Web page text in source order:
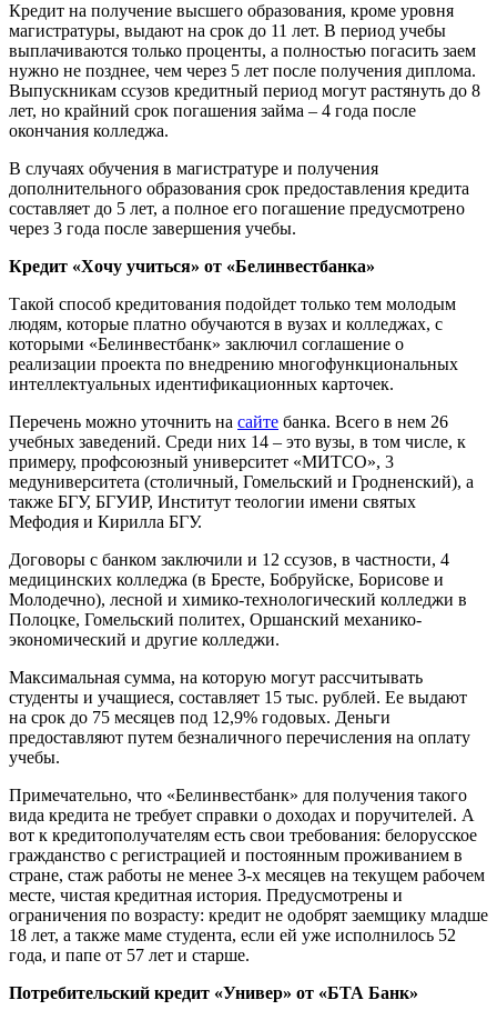
Кредит на получение высшего образования, кроме уровня
магистратуры, выдают на срок до 11 лет. В период учебы
выплачиваются только проценты, а полностью погасить заем
нужно не позднее, чем через 5 лет после получения диплома.
Выпускникам ссузов кредитный период могут растянуть до 8
лет, но крайний срок погашения займа – 4 года после
окончания колледжа.
В случаях обучения в магистратуре и получения
дополнительного образования срок предоставления кредита
составляет до 5 лет, а полное его погашение предусмотрено
через 3 года после завершения учебы.
Кредит «Хочу учиться» от «Белинвестбанка»
Такой способ кредитования подойдет только тем молодым
людям, которые платно обучаются в вузах и колледжах, с
которыми «Белинвестбанк» заключил соглашение о
реализации проекта по внедрению многофункциональных
интеллектуальных идентификационных карточек.
Перечень можно уточнить на сайте банка. Всего в нем 26
учебных заведений. Среди них 14 – это вузы, в том числе, к
примеру, профсоюзный университет «МИТСО», 3
медуниверситета (столичный, Гомельский и Гродненский), а
также БГУ, БГУИР, Институт теологии имени святых
Мефодия и Кирилла БГУ.
Договоры с банком заключили и 12 ссузов, в частности, 4
медицинских колледжа (в Бресте, Бобруйске, Борисове и
Молодечно), лесной и химико-технологический колледжи в
Полоцке, Гомельский политех, Оршанский механико-
экономический и другие колледжи.
Максимальная сумма, на которую могут рассчитывать
студенты и учащиеся, составляет 15 тыс. рублей. Ее выдают
на срок до 75 месяцев под 12,9% годовых. Деньги
предоставляют путем безналичного перечисления на оплату
учебы.
Примечательно, что «Белинвестбанк» для получения такого
вида кредита не требует справки о доходах и поручителей. А
вот к кредитополучателям есть свои требования: белорусское
гражданство с регистрацией и постоянным проживанием в
стране, стаж работы не менее 3-х месяцев на текущем рабочем
месте, чистая кредитная история. Предусмотрены и
ограничения по возрасту: кредит не одобрят заемщику младше
18 лет, а также маме студента, если ей уже исполнилось 52
года, и папе от 57 лет и старше.
Потребительский кредит «Универ» от «БТА Банк»